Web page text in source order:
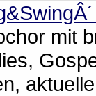
mit